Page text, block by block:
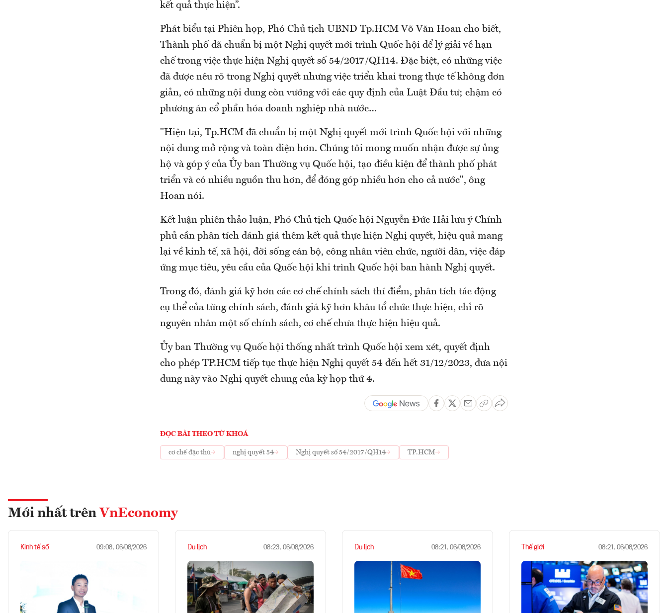
kết quả thực hiện”.
Phát biểu tại Phiên họp, Phó Chủ tịch UBND Tp.HCM Võ Văn Hoan cho biết,
Thành phố đã chuẩn bị một Nghị quyết mới trình Quốc hội để lý giải về hạn
chế trong việc thực hiện Nghị quyết số 54/2017/QH14. Đặc biệt, có những việc
đã được nêu rõ trong Nghị quyết nhưng việc triển khai trong thực tế không đơn
giản, có những nội dung còn vướng với các quy định của Luật Đầu tư; chậm có
phương án cổ phần hóa doanh nghiệp nhà nước…
"Hiện tại, Tp.HCM đã chuẩn bị một Nghị quyết mới trình Quốc hội với những
nội dung mở rộng và toàn diện hơn. Chúng tôi mong muốn nhận được sự ủng
hộ và góp ý của Ủy ban Thường vụ Quốc hội, tạo điều kiện để thành phố phát
triển và có nhiều nguồn thu hơn, để đóng góp nhiều hơn cho cả nước", ông
Hoan nói.
Kết luận phiên thảo luận, Phó Chủ tịch Quốc hội Nguyễn Đức Hải lưu ý Chính
phủ cần phân tích đánh giá thêm kết quả thực hiện Nghị quyết, hiệu quả mang
lại về kinh tế, xã hội, đời sống cán bộ, công nhân viên chức, người dân, việc đáp
ứng mục tiêu, yêu cầu của Quốc hội khi trình Quốc hội ban hành Nghị quyết.
Trong đó, đánh giá kỹ hơn các cơ chế chính sách thí điểm, phân tích tác động
cụ thể của từng chính sách, đánh giá kỹ hơn khâu tổ chức thực hiện, chỉ rõ
nguyên nhân một số chính sách, cơ chế chưa thực hiện hiệu quả.
Ủy ban Thường vụ Quốc hội thống nhất trình Quốc hội xem xét, quyết định
cho phép TP.HCM tiếp tục thực hiện Nghị quyết 54 đến hết 31/12/2023, đưa nội
dung này vào Nghị quyết chung của kỳ họp thứ 4.
ĐỌC BÀI THEO TỪ KHOÁ
cơ chế đặc thù nghị quyết 54 Nghị quyết số 54/2017/QH14 TP.HCM
Mới nhất trên VnEconomy
Kinh tế số 09:08, 06/08/2026 Du lịch 08:23, 06/08/2026 Du lịch 08:21, 06/08/2026 Thế giới 08:21, 06/08/2026